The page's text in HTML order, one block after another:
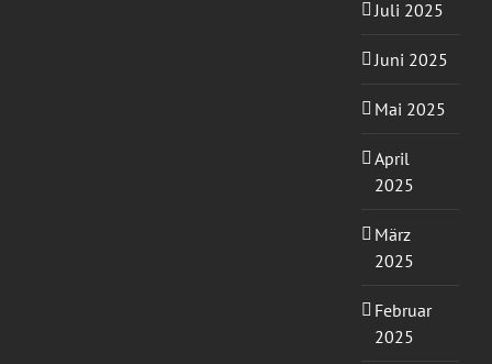
Juli 2025
Juni 2025
Mai 2025
April
2025
März
2025
Februar
2025